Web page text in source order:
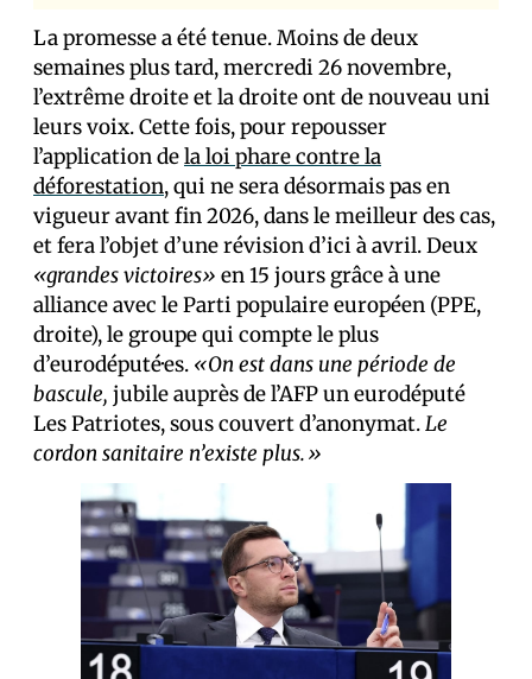
La promesse a été tenue. Moins de deux
semaines plus tard, mercredi 26 novembre,
l’extrême droite et la droite ont de nouveau uni
leurs voix. Cette fois, pour repousser
l’application dela loi phare contre la
déforestation, qui ne sera désormais pas en
vigueur avant fin 2026, dans le meilleur des cas,
et fera l’objet d’une révision d’ici à avril. Deux
«grandes victoires» en 15 jours grâce à une
alliance avec le Parti populaire européen (PPE,
droite), le groupe qui compte le plus
d’eurodéputé·es. «On est dans une période de
bascule, jubile auprès de l’AFP un eurodéputé
Les Patriotes, sous couvert d’anonymat.Le
cordon sanitaire n’existe plus.»